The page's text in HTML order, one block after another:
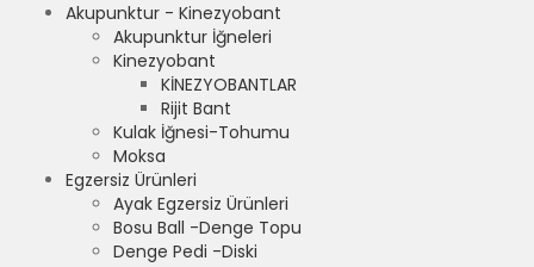
Akupunktur - Kinezyobant
Akupunktur İğneleri
Kinezyobant
KİNEZYOBANTLAR
Rijit Bant
Kulak İğnesi-Tohumu
Moksa
Egzersiz Ürünleri
Ayak Egzersiz Ürünleri
Bosu Ball -Denge Topu
Denge Pedi -Diski